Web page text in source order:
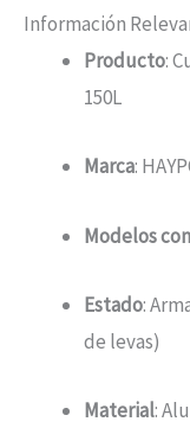
Información
Producto:
150L
Marca:
Modelos
Estado:
de levas)
Material: